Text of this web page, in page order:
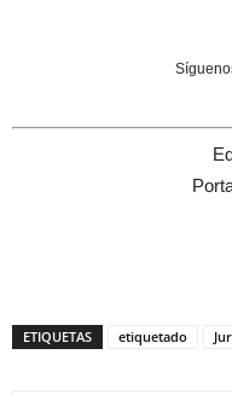
ETIQUETAS etiquetado